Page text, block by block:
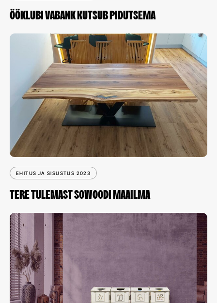
ÖÖKLUBI VABANK KUTSUB PIDUTSEMA
EHITUS JA SISUSTUS 2023
TERE TULEMAST SOWOODI MAAILMA